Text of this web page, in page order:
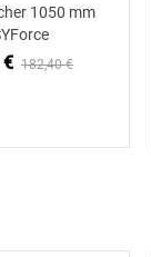
au panier
1050 mm
€ 182,40 €